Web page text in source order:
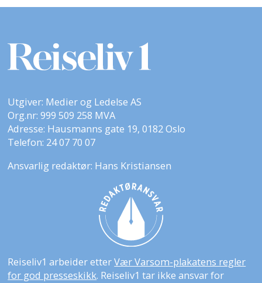
Utgiver: Medier og Ledelse AS
Org.nr: 999 509 258 MVA
Adresse: Hausmanns gate 19, 0182 Oslo
Telefon: 24 07 70 07
Ansvarlig redaktør: Hans Kristiansen
Reiseliv1 arbeider etterVær Varsom-plakatens regler
for god presseskikk. Reiseliv1 tar ikke ansvar for